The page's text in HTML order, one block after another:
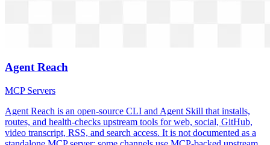
Agent Reach
MCP Servers
Agent Reach is an open-source CLI and Agent Skill that installs,
routes, and health-checks upstream tools for web, social, GitHub,
video transcript, RSS, and search access. It is not documented as a